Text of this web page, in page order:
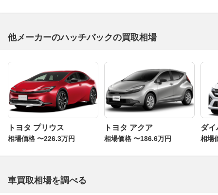
他メーカーのハッチバックの買取相場
トヨタ プリウス
相場価格 〜226.3万円
トヨタ アクア
相場価格 〜186.6万円
ダイ
相場
車買取相場を調べる